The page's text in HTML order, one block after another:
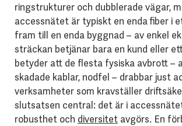
ringstrukturer och dubblerade vägar,
accessnätet är typiskt en enda fiber i
fram till en enda byggnad – av enkel
sträckan betjänar bara en kund eller
betyder att de flesta fysiska avbrott –
skadade kablar, nodfel – drabbar just
verksamheter som kravställer
slutsatsen central: det är i
robusthet och diversitetavgörs. En